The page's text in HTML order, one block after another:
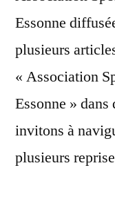
Essonne
plusieurs
« Association
Essonne »
invitons à
plusieurs